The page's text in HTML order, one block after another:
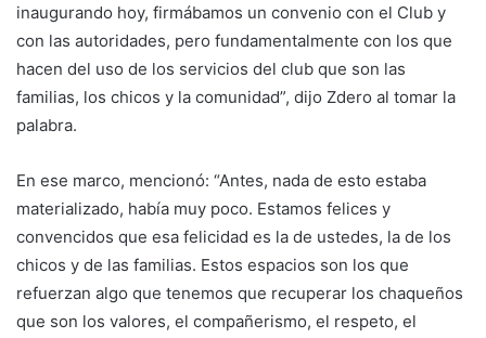
inaugurando hoy, firmábamos un convenio con el Club y
con las autoridades, pero fundamentalmente con los que
hacen del uso de los servicios del club que son las
familias, los chicos y la comunidad”, dijo Zdero al tomar la
palabra.
En ese marco, mencionó: “Antes, nada de esto estaba
materializado, había muy poco. Estamos felices y
convencidos que esa felicidad es la de ustedes, la de los
chicos y de las familias. Estos espacios son los que
refuerzan algo que tenemos que recuperar los chaqueños
que son los valores, el compañerismo, el respeto, el